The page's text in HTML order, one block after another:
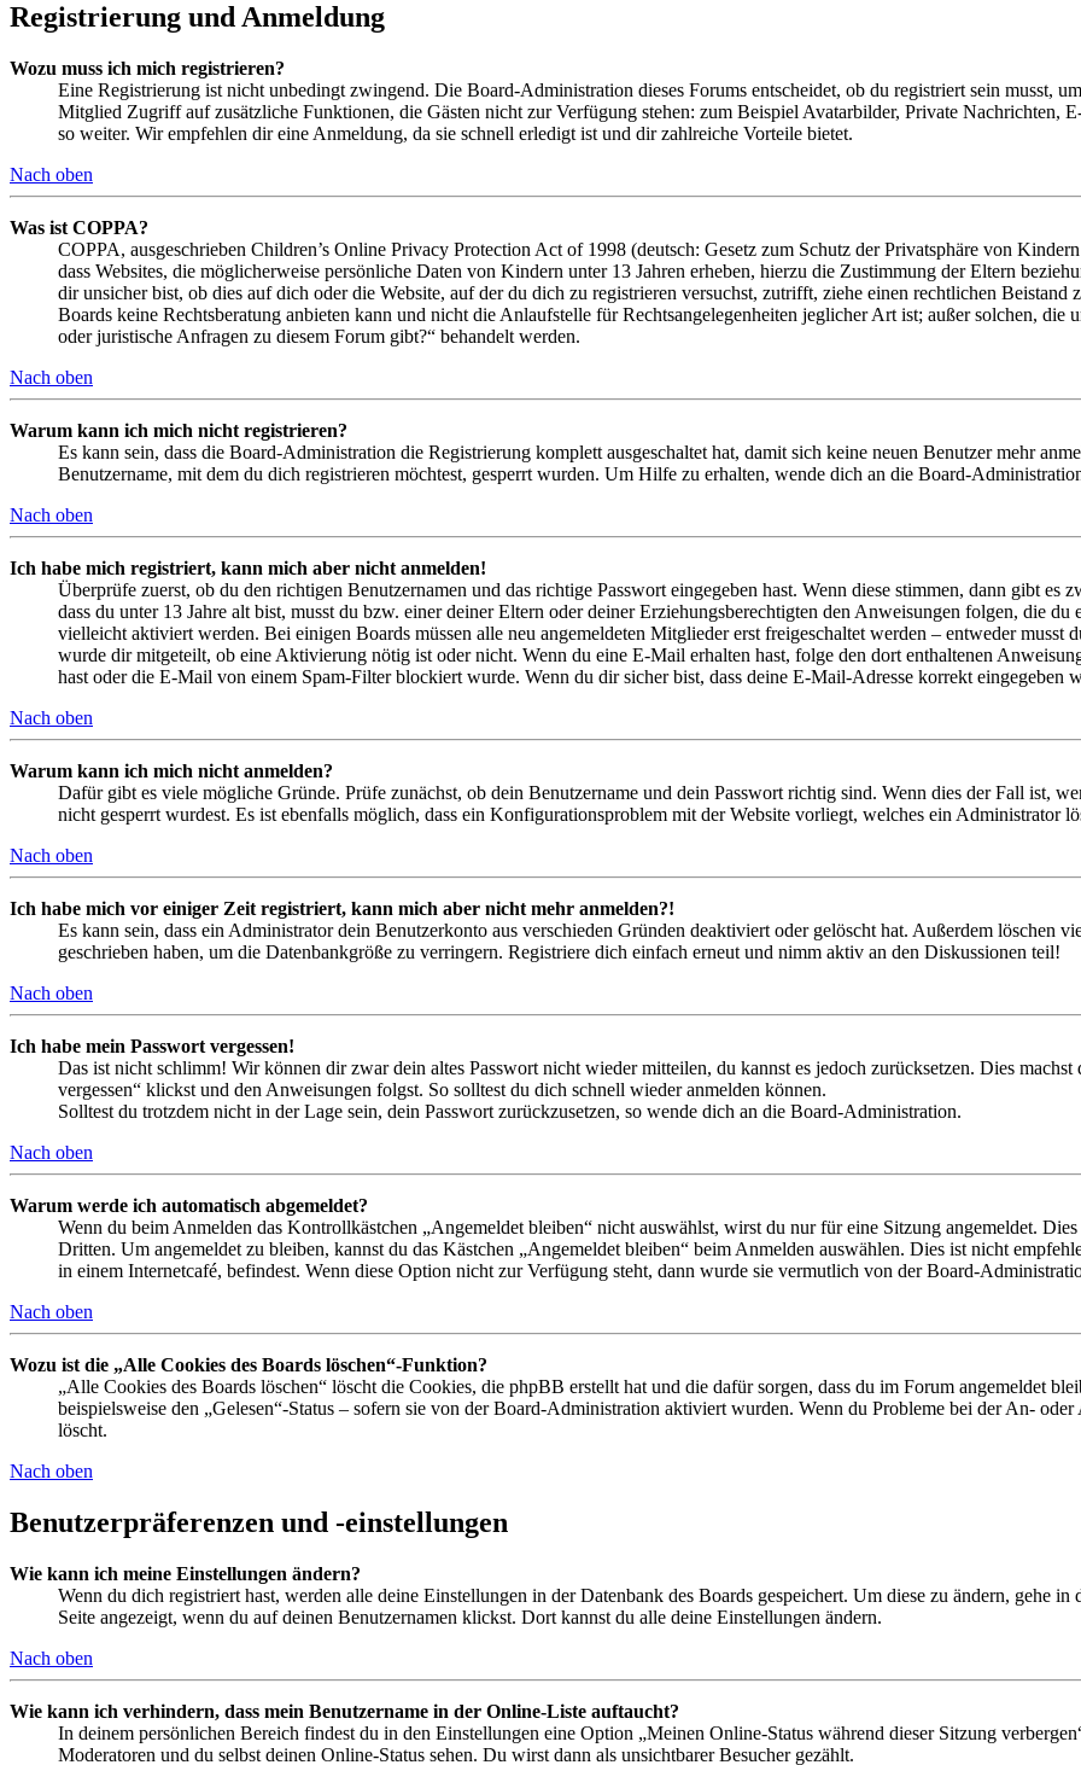
Registrierung und Anmeldung
Wozu muss ich mich registrieren?
Eine Registrierung ist nicht unbedingt zwingend. Die Board-Administration dieses Forums entscheidet, ob du registriert sein musst,
Mitglied Zugriff auf zusätzliche Funktionen, die Gästen nicht zur Verfügung stehen: zum Beispiel Avatarbilder, Private Nachrichten,
so weiter. Wir empfehlen dir eine Anmeldung, da sie schnell erledigt ist und dir zahlreiche Vorteile bietet.
Nach oben
Was ist COPPA?
COPPA, ausgeschrieben Children’s Online Privacy Protection Act of 1998 (deutsch: Gesetz zum Schutz der Privatsphäre von
dass Websites, die möglicherweise persönliche Daten von Kindern unter 13 Jahren erheben, hierzu die Zustimmung der Eltern
dir unsicher bist, ob dies auf dich oder die Website, auf der du dich zu registrieren versuchst, zutrifft, ziehe einen rechtlichen
Boards keine Rechtsberatung anbieten kann und nicht die Anlaufstelle für Rechtsangelegenheiten jeglicher Art ist; außer solchen,
oder juristische Anfragen zu diesem Forum gibt?“ behandelt werden.
Nach oben
Warum kann ich mich nicht registrieren?
Es kann sein, dass die Board-Administration die Registrierung komplett ausgeschaltet hat, damit sich keine neuen Benutzer mehr
Benutzername, mit dem du dich registrieren möchtest, gesperrt wurden. Um Hilfe zu erhalten, wende dich an die Board-
Nach oben
Ich habe mich registriert, kann mich aber nicht anmelden!
Überprüfe zuerst, ob du den richtigen Benutzernamen und das richtige Passwort eingegeben hast. Wenn diese stimmen, dann gibt es
dass du unter 13 Jahre alt bist, musst du bzw. einer deiner Eltern oder deiner Erziehungsberechtigten den Anweisungen folgen, die
vielleicht aktiviert werden. Bei einigen Boards müssen alle neu angemeldeten Mitglieder erst freigeschaltet werden – entweder musst
wurde dir mitgeteilt, ob eine Aktivierung nötig ist oder nicht. Wenn du eine E-Mail erhalten hast, folge den dort enthaltenen
hast oder die E-Mail von einem Spam-Filter blockiert wurde. Wenn du dir sicher bist, dass deine E-Mail-Adresse korrekt eingegeben
Nach oben
Warum kann ich mich nicht anmelden?
Dafür gibt es viele mögliche Gründe. Prüfe zunächst, ob dein Benutzername und dein Passwort richtig sind. Wenn dies der Fall ist,
nicht gesperrt wurdest. Es ist ebenfalls möglich, dass ein Konfigurationsproblem mit der Website vorliegt, welches ein Administrator
Nach oben
Ich habe mich vor einiger Zeit registriert, kann mich aber nicht mehr anmelden?!
Es kann sein, dass ein Administrator dein Benutzerkonto aus verschieden Gründen deaktiviert oder gelöscht hat. Außerdem löschen
geschrieben haben, um die Datenbankgröße zu verringern. Registriere dich einfach erneut und nimm aktiv an den Diskussionen teil!
Nach oben
Ich habe mein Passwort vergessen!
Das ist nicht schlimm! Wir können dir zwar dein altes Passwort nicht wieder mitteilen, du kannst es jedoch zurücksetzen. Dies
vergessen“ klickst und den Anweisungen folgst. So solltest du dich schnell wieder anmelden können.
Solltest du trotzdem nicht in der Lage sein, dein Passwort zurückzusetzen, so wende dich an die Board-Administration.
Nach oben
Warum werde ich automatisch abgemeldet?
Wenn du beim Anmelden das Kontrollkästchen „Angemeldet bleiben“ nicht auswählst, wirst du nur für eine Sitzung angemeldet.
Dritten. Um angemeldet zu bleiben, kannst du das Kästchen „Angemeldet bleiben“ beim Anmelden auswählen. Dies ist nicht
in einem Internetcafé, befindest. Wenn diese Option nicht zur Verfügung steht, dann wurde sie vermutlich von der Board-
Nach oben
Wozu ist die „Alle Cookies des Boards löschen“-Funktion?
„Alle Cookies des Boards löschen“ löscht die Cookies, die phpBB erstellt hat und die dafür sorgen, dass du im Forum angemeldet
beispielsweise den „Gelesen“-Status – sofern sie von der Board-Administration aktiviert wurden. Wenn du Probleme bei der An-
löscht.
Nach oben
Benutzerpräferenzen und -einstellungen
Wie kann ich meine Einstellungen ändern?
Wenn du dich registriert hast, werden alle deine Einstellungen in der Datenbank des Boards gespeichert. Um diese zu ändern, gehe
Seite angezeigt, wenn du auf deinen Benutzernamen klickst. Dort kannst du alle deine Einstellungen ändern.
Nach oben
Wie kann ich verhindern, dass mein Benutzername in der Online-Liste auftaucht?
In deinem persönlichen Bereich findest du in den Einstellungen eine Option „Meinen Online-Status während dieser Sitzung
Moderatoren und du selbst deinen Online-Status sehen. Du wirst dann als unsichtbarer Besucher gezählt.